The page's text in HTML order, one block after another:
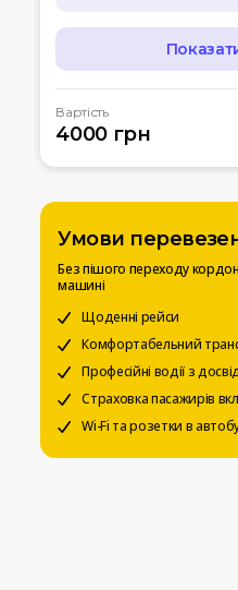
07:00 Кишинів
м.Кишинів,
Вул.
15:00Київ
Вокзальна пл. 4
20:00 Чернігів
Автостанція
Вартість
4000 грн
Умови
Без пішого переходу
машині
Щоденні рейси
Комфортабельний
Професійні водії з
Страховка пасажирів
Wi-Fi та розетки в